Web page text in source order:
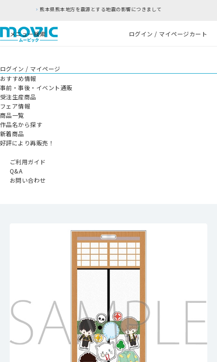
源とする地震の影響につきまして
メニュー検索 ログイン / マイページカート
ログイン / マイページ
おすすめ情報
事前・事後・イベント通販
受注生産商品
フェア情報
商品一覧
作品名から探す
新着商品
好評により再販売！
ご利用ガイド
Q&A
お問い合わせ